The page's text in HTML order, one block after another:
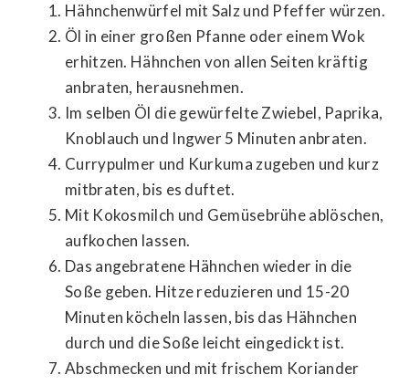
Hähnchenwürfel mit Salz und Pfeffer würzen.
Öl in einer großen Pfanne oder einem Wok
erhitzen. Hähnchen von allen Seiten kräftig
anbraten, herausnehmen.
Im selben Öl die gewürfelte Zwiebel, Paprika,
Knoblauch und Ingwer 5 Minuten anbraten.
Currypulmer und Kurkuma zugeben und kurz
mitbraten, bis es duftet.
Mit Kokosmilch und Gemüsebrühe ablöschen,
aufkochen lassen.
Das angebratene Hähnchen wieder in die
Soße geben. Hitze reduzieren und 15-20
Minuten köcheln lassen, bis das Hähnchen
durch und die Soße leicht eingedickt ist.
Abschmecken und mit frischem Koriander